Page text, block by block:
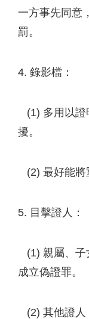
一方事先同意
罰。
4. 錄影檔：
(1) 多用以證
擾。
(2) 最好能將
5. 目擊證人：
(1) 親屬、子
成立偽證罪。
(2) 其他證人